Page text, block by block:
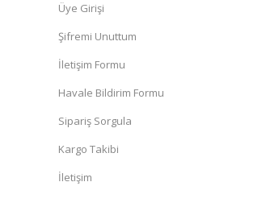
Üye Girişi
Şifremi Unuttum
İletişim Formu
Havale Bildirim Formu
Sipariş Sorgula
Kargo Takibi
İletişim